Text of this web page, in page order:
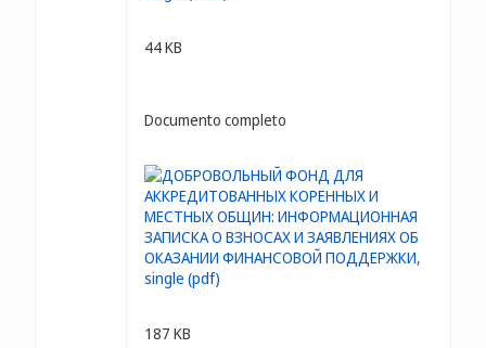
44 KB
Documento completo
187 KB